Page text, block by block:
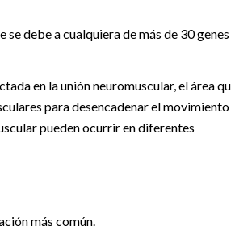
debe a cualquiera de más de 30 genes
en la unión neuromuscular, el área
para desencadenar el movimiento
pueden ocurrir en diferentes
más común.